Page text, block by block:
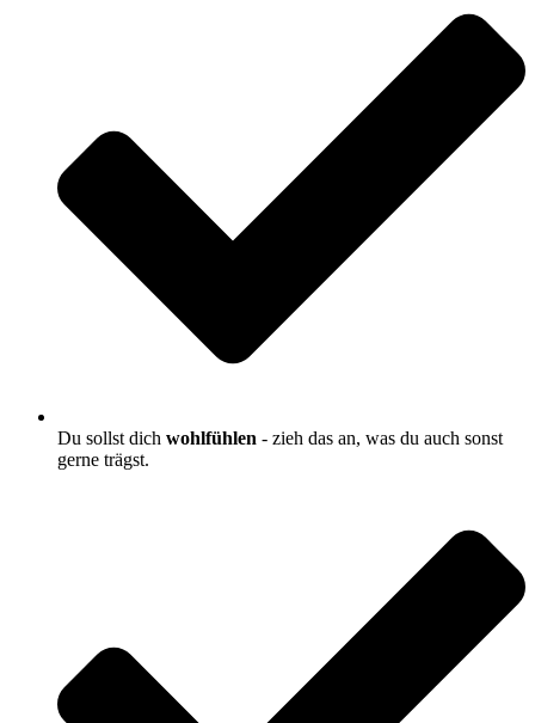
Du sollst dich wohlfühlen - zieh das an, was du auch sonst
gerne trägst.